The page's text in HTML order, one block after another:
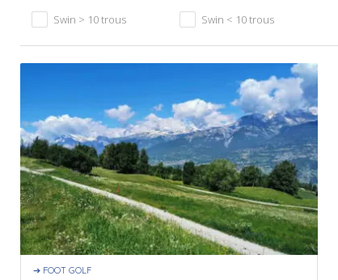
Swin > 10 trous Swin < 10 trous
➔ FOOT GOLF